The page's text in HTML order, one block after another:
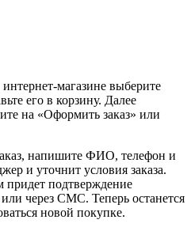
магазине выберите
его в корзину. Далее
на «Оформить заказ» или
напишите ФИО, телефон и
и уточнит условия заказа.
придет подтверждение
через СМС. Теперь останется
новой покупке.